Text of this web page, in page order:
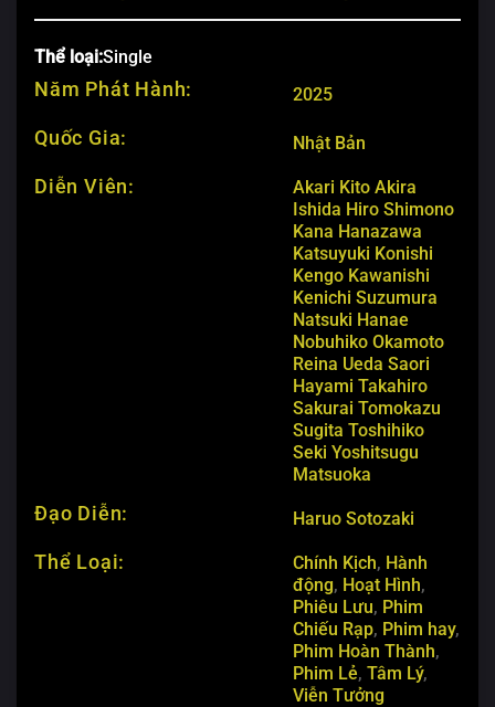
Thể loại:Single
Năm Phát Hành: 2025
Quốc Gia: Nhật Bản
Diễn Viên: Akari Kito Akira
Ishida Hiro Shimono
Kana Hanazawa
Katsuyuki Konishi
Kengo Kawanishi
Kenichi Suzumura
Natsuki Hanae
Nobuhiko Okamoto
Reina Ueda Saori
Hayami Takahiro
Sakurai Tomokazu
Sugita Toshihiko
Seki Yoshitsugu
Matsuoka
Đạo Diễn: Haruo Sotozaki
Thể Loại: Chính Kịch, Hành
động, Hoạt Hình,
Phiêu Lưu, Phim
Chiếu Rạp, Phim hay,
Phim Hoàn Thành,
Phim Lẻ, Tâm Lý,
Viễn Tưởng